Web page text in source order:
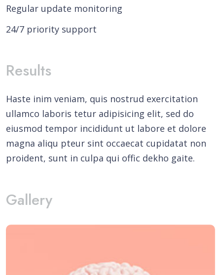
Regular update monitoring
24/7 priority support
Results
Haste inim veniam, quis nostrud exercitation
ullamco laboris tetur adipisicing elit, sed do
eiusmod tempor incididunt ut labore et dolore
magna aliqu pteur sint occaecat cupidatat non
proident, sunt in culpa qui offic dekho gaite.
Gallery